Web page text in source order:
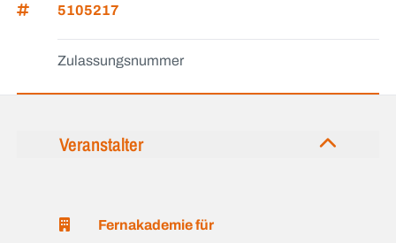
5105217
Zulassungsnummer
Veranstalter
Fernakademie für